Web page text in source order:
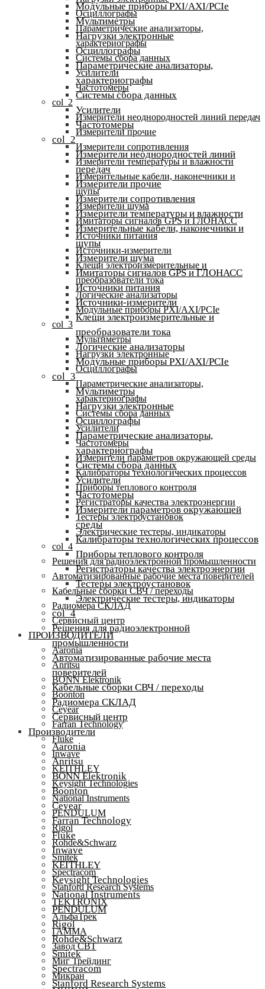
Осциллографы
Параметрические анализаторы,
характериографы
Системы сбора данных
Усилители
Частотомеры
col_2
Измерители неоднородностей линий передач
Измерители прочие
Измерители сопротивления
Измерители температуры и влажности
Измерительные кабели, наконечники и
щупы
Измерители шума
Имитаторы сигналов GPS и ГЛОНАСС
Источники питания
Источники-измерители
Клещи электроизмерительные и
преобразователи тока
Логические анализаторы
Модульные приборы PXI/AXI/PCIe
col_3
Мультиметры
Нагрузки электронные
Осциллографы
Параметрические анализаторы,
характериографы
Системы сбора данных
Усилители
Частотомеры
Измерители параметров окружающей среды
Калибраторы технологических процессов
Приборы теплового контроля
Регистраторы качества электроэнергии
Тестеры электроустановок
Электрические тестеры, индикаторы
col_4
Решения для радиоэлектронной промышленности
Автоматизированные рабочие места поверителей
Кабельные сборки СВЧ / переходы
Радиомера СКЛАД
Сервисный центр
ПРОИЗВОДИТЕЛИ
Aaronia
Anritsu
BONN Elektronik
Boonton
Ceyear
Farran Technology
Fluke
Inwave
KEITHLEY
Keysight Technologies
National Instruments
PENDULUM
Rigol
Rohde&Schwarz
Smitek
Spectracom
Stanford Research Systems
TEKTRONIX
АльфаТрек
ГАММА
Завод СВТ
Миг Трейдинг
Микран
Модульные приборы PXI/AXI/PCIe
Мультиметры
Нагрузки электронные
Осциллографы
Параметрические анализаторы,
характериографы
Системы сбора данных
Усилители
Частотомеры
col_2
Измерители неоднородностей линий
передач
Измерители прочие
Измерители сопротивления
Измерители температуры и влажности
Измерительные кабели, наконечники и
щупы
Измерители шума
Имитаторы сигналов GPS и ГЛОНАСС
Источники питания
Источники-измерители
Клещи электроизмерительные и
преобразователи тока
Логические анализаторы
Модульные приборы PXI/AXI/PCIe
col_3
Мультиметры
Нагрузки электронные
Осциллографы
Параметрические анализаторы,
характериографы
Системы сбора данных
Усилители
Частотомеры
Измерители параметров окружающей
среды
Калибраторы технологических процессов
Приборы теплового контроля
Регистраторы качества электроэнергии
Тестеры электроустановок
Электрические тестеры, индикаторы
col_4
Решения для радиоэлектронной
промышленности
Автоматизированные рабочие места
поверителей
Кабельные сборки СВЧ / переходы
Радиомера СКЛАД
Сервисный центр
Производители
Aaronia
Anritsu
BONN Elektronik
Boonton
Ceyear
Farran Technology
Fluke
Inwave
KEITHLEY
Keysight Technologies
National Instruments
PENDULUM
Rigol
Rohde&Schwarz
Smitek
Spectracom
Stanford Research Systems